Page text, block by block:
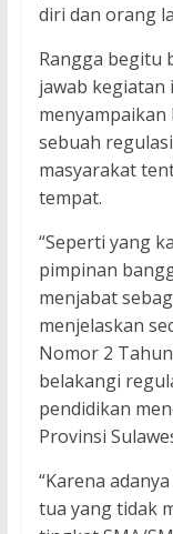
diri dan orang
Rangga begitu
jawab kegiatan
menyampaikan
sebuah
masyarakat
tempat.
“Seperti yang
pimpinan
menjabat
menjelaskan
Nomor 2
belakangi
pendidikan
Provinsi
“Karena
tua yang tidak